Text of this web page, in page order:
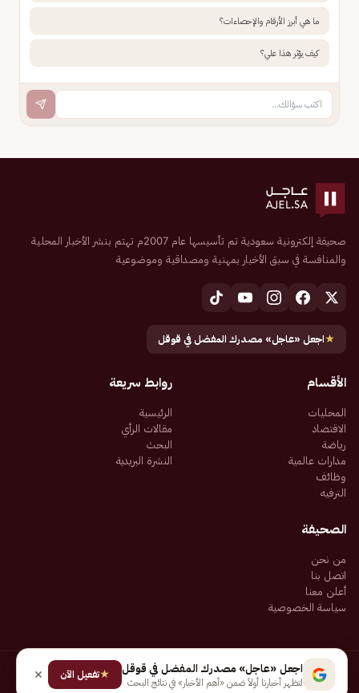
ما هي أبرز الأرقام والإحصاءات؟
كيف يؤثر هذا علي؟
صحيفة إلكترونية سعودية تم تأسيسها عام 2007م تهتم بنشر الأخبار المحلية
والمنافسة في سبق الأخبار بمهنية ومصداقية وموضوعية
★اجعل «عاجل» مصدرك المفضل في قوقل
الأقسام
المحليات
الاقتصاد
رياضة
مدارات عالمية
وظائف
الترفيه
روابط سريعة
الرئيسية
مقالات الرأي
البحث
النشرة البريدية
الصحيفة
من نحن
اتصل بنا
أعلن معنا
سياسة الخصوصية
جميع الحقوق محفوظة لـ شركة إيجاز للنشر الإلكتروني المالكة لصحيفة عاجل
سياسة الخصوصيةشروط الاستخدام
اجعل «عاجل» مصدرك المفضل في قوقل
لتظهر أخبارنا أولاً ضمن «أهم الأخبار» في نتائج البحث
★تفعيل الآن